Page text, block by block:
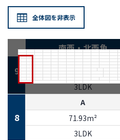
全体図を非表示
南西・北西角
10
9
8
A
3LDK
A
71.93m²
3LDK
A
71.93m²
3LDK